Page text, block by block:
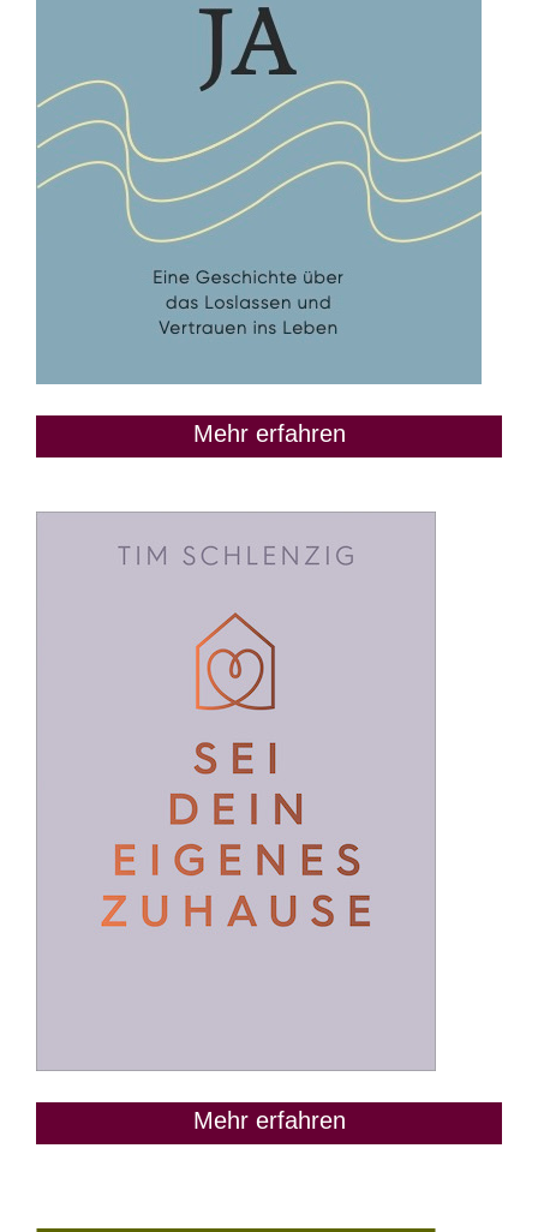
Mehr erfahren
Mehr erfahren